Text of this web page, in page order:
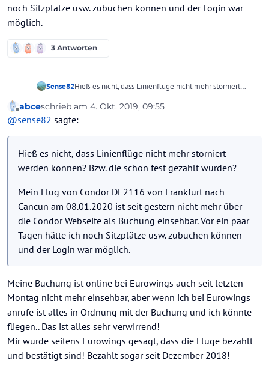
noch Sitzplätze usw. zubuchen können und der Login war
möglich.
3 Antworten
Sense82Hieß es nicht, dass Linienflüge nicht mehr storniert
Mein Flug von Condor DE2116 von Frankfurt nach
Cancun am 08.01.2020 ist seit gestern nicht mehr über
können und der Login war möglich.
Offline
abceschrieb am 4. Okt. 2019, 09:55
zuletzt editiert von abce10. Apr. 2019, 09:56
@sense82 sagte:
Hieß es nicht, dass Linienflüge nicht mehr storniert
werden können? Bzw. die schon fest gezahlt wurden?
Mein Flug von Condor DE2116 von Frankfurt nach
Cancun am 08.01.2020 ist seit gestern nicht mehr über
die Condor Webseite als Buchung einsehbar. Vor ein paar
Tagen hätte ich noch Sitzplätze usw. zubuchen können
und der Login war möglich.
Meine Buchung ist online bei Eurowings auch seit letzten
Montag nicht mehr einsehbar, aber wenn ich bei Eurowings
anrufe ist alles in Ordnung mit der Buchung und ich könnte
fliegen.. Das ist alles sehr verwirrend!
Mir wurde seitens Eurowings gesagt, dass die Flüge bezahlt
und bestätigt sind! Bezahlt sogar seit Dezember 2018!